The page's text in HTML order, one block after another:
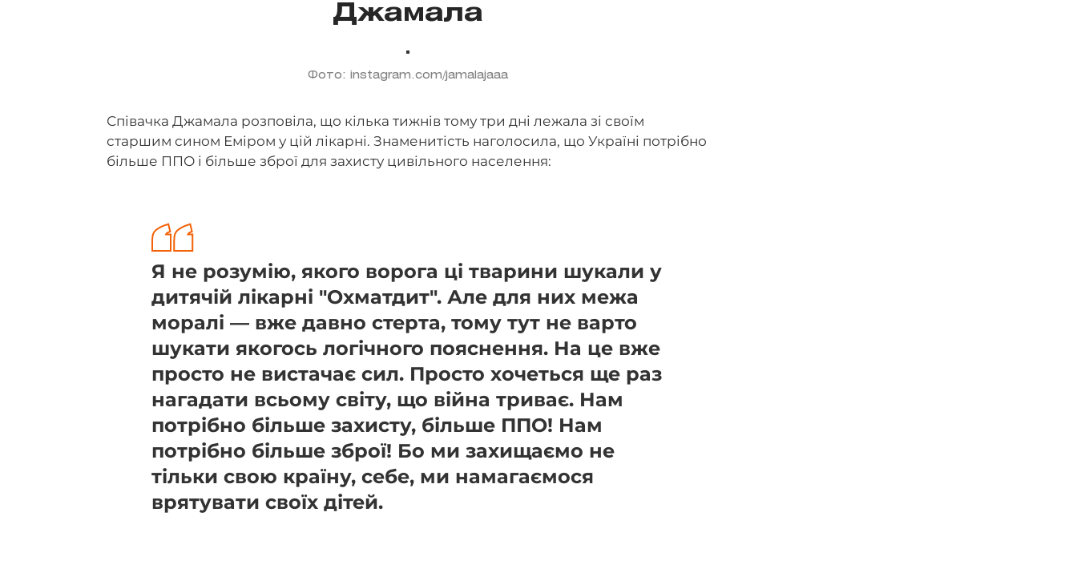
Джамала
Фото: instagram.com/jamalajaaa
Співачка Джамала розповіла, що кілька тижнів тому три дні лежала зі своїм
старшим сином Еміром у цій лікарні. Знаменитість наголосила, що Україні потрібно
більше ППО і більше зброї для захисту цивільного населення:
Я не розумію, якого ворога ці тварини шукали у
дитячій лікарні "Охматдит". Але для них межа
моралі — вже давно стерта, тому тут не варто
шукати якогось логічного пояснення. На це вже
просто не вистачає сил. Просто хочеться ще раз
нагадати всьому світу, що війна триває. Нам
потрібно більше захисту, більше ППО! Нам
потрібно більше зброї! Бо ми захищаємо не
тільки свою країну, себе, ми намагаємося
врятувати своїх дітей.